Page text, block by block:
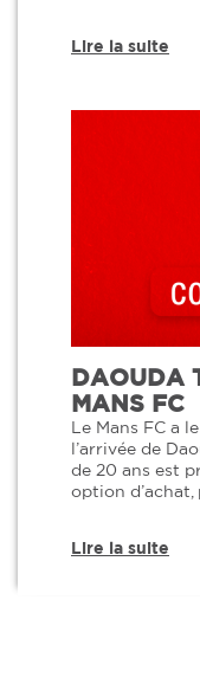
Lire la suite
DAOUDA
MANS FC
Le Mans FC a
l’arrivée de
de 20 ans est
option d’achat,
Lire la suite